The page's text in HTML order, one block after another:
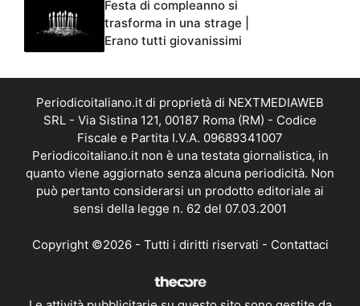
Festa di compleanno si
trasforma in una strage |
Erano tutti giovanissimi
Periodicoitaliano.it di proprietà di NEXTMEDIAWEB
SRL - Via Sistina 121, 00187 Roma (RM) - Codice
Fiscale e Partita I.V.A. 09689341007
Periodicoitaliano.it non è una testata giornalistica, in
quanto viene aggiornato senza alcuna periodicità. Non
può pertanto considerarsi un prodotto editoriale ai
sensi della legge n. 62 del 07.03.2001
Copyright ©2026 - Tutti i diritti riservati - Contattaci